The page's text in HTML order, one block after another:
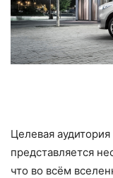
Целевая
представляется
что во всём